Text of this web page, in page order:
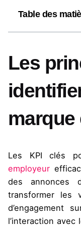
Table des
Les
Les KPI clés
employeur
des annonces
transformer les
d’engagement
l’interaction